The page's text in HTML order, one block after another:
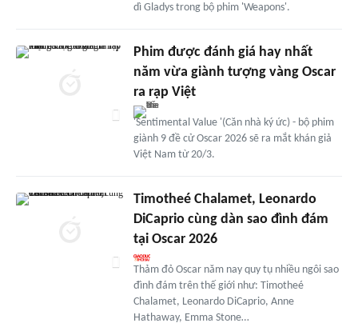
dì Gladys trong bộ phim 'Weapons'.
Phim được đánh giá hay nhất
năm vừa giành tượng vàng Oscar
ra rạp Việt
'Sentimental Value '(Căn nhà ký ức) - bộ phim
giành 9 đề cử Oscar 2026 sẽ ra mắt khán giả
Việt Nam từ 20/3.
Timotheé Chalamet, Leonardo
DiCaprio cùng dàn sao đình đám
tại Oscar 2026
Thảm đỏ Oscar năm nay quy tụ nhiều ngôi sao
đình đám trên thế giới như: Timotheé
Chalamet, Leonardo DiCaprio, Anne
Hathaway, Emma Stone…